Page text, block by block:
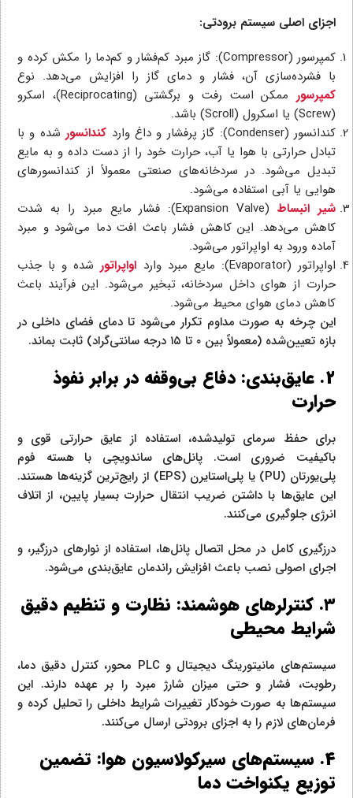
اجزای اصلی سیستم برودتی:
کمپرسور (Compressor): گاز مبرد کم‌فشار و کم‌دما را مکش کرده و
با فشرده‌سازی آن، فشار و دمای گاز را افزایش می‌دهد. نوع
کمپرسور
ممکن است رفت و برگشتی (Reciprocating)، اسکرو
(Screw) یا اسکرول (Scroll) باشد.
کندانسور (Condenser): گاز پرفشار و داغ وارد
کندانسورشده و با
تبادل حرارتی با هوا یا آب، حرارت خود را از دست داده و به مایع
تبدیل می‌شود. در سردخانه‌های صنعتی معمولاً از کندانسورهای
هوایی یا آبی استفاده می‌شود.
شیر انبساط
(Expansion Valve): فشار مایع مبرد را به شدت
کاهش می‌دهد. این کاهش فشار باعث افت دما می‌شود و مبرد
آماده ورود به اواپراتور می‌شود.
اواپراتور (Evaporator): مایع مبرد وارد
اواپراتورشده و با جذب
حرارت از هوای داخل سردخانه، تبخیر می‌شود. این فرآیند باعث
کاهش دمای هوای محیط می‌شود.
این چرخه به صورت مداوم تکرار می‌شود تا دمای فضای داخلی در
بازه تعیین‌شده (معمولاً بین ۰ تا ۱۵ درجه سانتی‌گراد) ثابت بماند.
۲. عایق‌بندی: دفاع بی‌وقفه در برابر نفوذ
حرارت
برای حفظ سرمای تولیدشده، استفاده از عایق حرارتی قوی و
باکیفیت ضروری است. پانل‌های ساندویچی با هسته فوم
پلی‌یورتان (PU) یا پلی‌استایرن (EPS) از رایج‌ترین گزینه‌ها هستند.
این عایق‌ها با داشتن ضریب انتقال حرارت بسیار پایین، از اتلاف
انرژی جلوگیری می‌کنند.
درزگیری کامل در محل اتصال پانل‌ها، استفاده از نوارهای درزگیر، و
اجرای اصولی نصب باعث افزایش راندمان عایق‌بندی می‌شود.
۳. کنترلرهای هوشمند: نظارت و تنظیم دقیق
شرایط محیطی
سیستم‌های مانیتورینگ دیجیتال و PLC محور، کنترل دقیق دما،
رطوبت، فشار و حتی میزان شارژ مبرد را بر عهده دارند. این
سیستم‌ها به صورت خودکار تغییرات شرایط داخلی را تحلیل کرده و
فرمان‌های لازم را به اجزای برودتی ارسال می‌کنند.
۴. سیستم‌های سیرکولاسیون هوا: تضمین
توزیع یکنواخت دما